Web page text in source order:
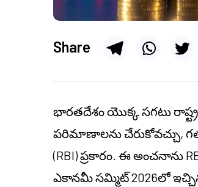
Share
భారతదేశం యొక్క సగటు
పరిమాణాలను చేరుకోవచ్చు,
(RBI) ప్రకారం. ఈ
ఎకానమీ సమ్మిట్ 2026లో ఇచ్చిన